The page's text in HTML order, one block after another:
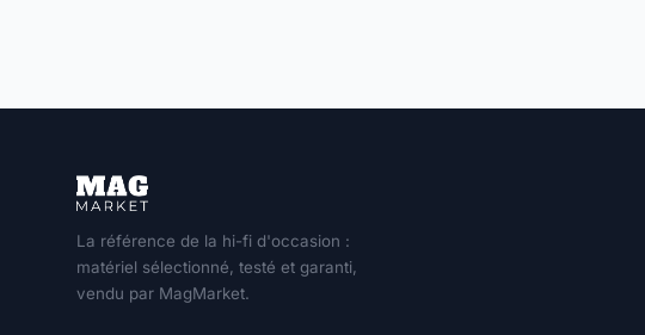
La référence de la hi-fi d'occasion :
matériel sélectionné, testé et garanti,
vendu par MagMarket.